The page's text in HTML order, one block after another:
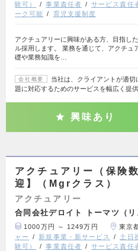
験可）
事業責任者 サービス責任
ーク可能
育児支援制度
アクチュアリーに興味がある方、目指し
ル採用します。 業務を通じて、アクチュ
礎や業務知識を…
会社概要
当社は、クライアントが適
題に対応するためのサービスを幅広く提
興味あり
アクチュアリー（保険
迎】（Mgrクラス）
アクチュアリー
合同会社デロイト トーマツ（リ
1000万円 ～ 1249万円 東京
ャー
新規事業・新サービス 土日
験可）
事業責任者 サービス責任